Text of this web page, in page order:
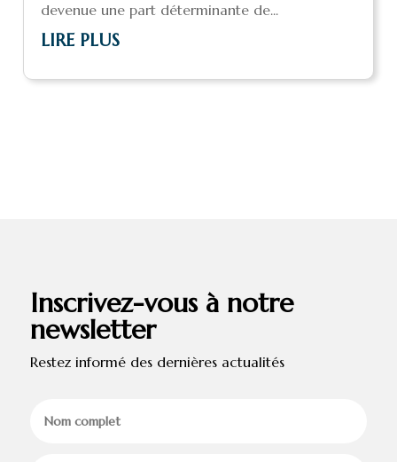
devenue une part déterminante de...
LIRE PLUS
Inscrivez-vous à notre
newsletter
Restez informé des dernières actualités